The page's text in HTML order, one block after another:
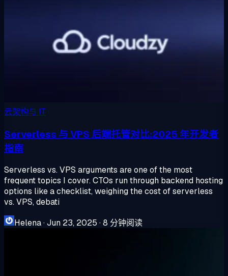
云架构与 IT
Serverless 与 VPS 后端托管对比:2025 年开发者
指南
Serverless vs. VPS arguments are one of the most
frequent topics I cover. CTOs run through backend hosting
options like a checklist, weighing the cost of serverless
vs. VPS, debati
Helena·Jun 23, 2025 ·8 分钟阅读